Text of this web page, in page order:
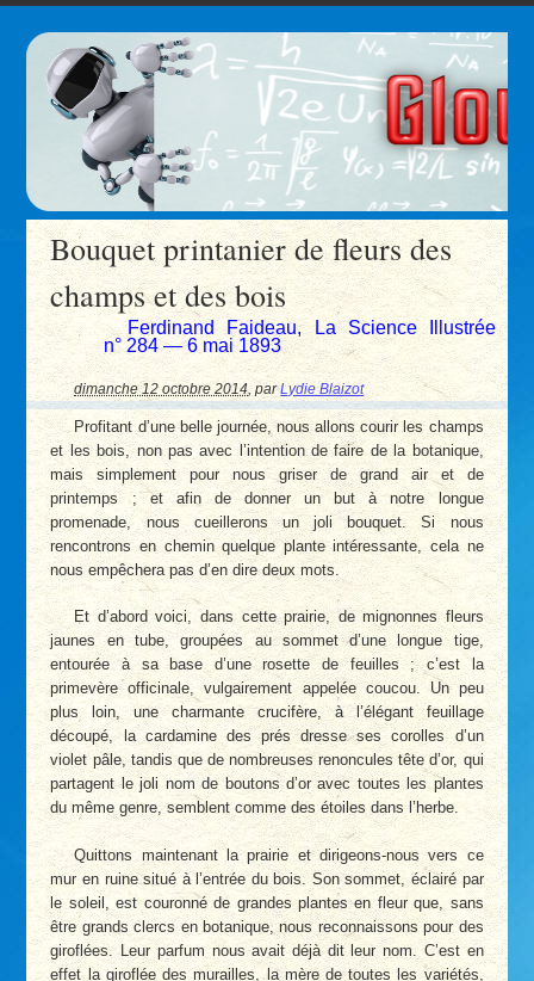
Bouquet printanier de fleurs des
champs et des bois
Ferdinand Faideau, La Science Illustrée
n° 284 — 6 mai 1893
dimanche 12 octobre 2014 ,parLydie Blaizot
Profitant d’une belle journée, nous allons courir les champs
et les bois, non pas avec l’intention de faire de la botanique,
mais simplement pour nous griser de grand air et de
printemps ; et afin de donner un but à notre longue
promenade, nous cueillerons un joli bouquet. Si nous
rencontrons en chemin quelque plante intéressante, cela ne
nous empêchera pas d’en dire deux mots.
Et d’abord voici, dans cette prairie, de mignonnes fleurs
jaunes en tube, groupées au sommet d’une longue tige,
entourée à sa base d’une rosette de feuilles ; c’est la
primevère officinale, vulgairement appelée coucou. Un peu
plus loin, une charmante crucifère, à l’élégant feuillage
découpé, la cardamine des prés dresse ses corolles d’un
violet pâle, tandis que de nombreuses renoncules tête d’or, qui
partagent le joli nom de boutons d’or avec toutes les plantes
du même genre, semblent comme des étoiles dans l’herbe.
Quittons maintenant la prairie et dirigeons-nous vers ce
mur en ruine situé à l’entrée du bois. Son sommet, éclairé par
le soleil, est couronné de grandes plantes en fleur que, sans
être grands clercs en botanique, nous reconnaissons pour des
giroflées. Leur parfum nous avait déjà dit leur nom. C’est en
effet la giroflée des murailles, la mère de toutes les variétés,